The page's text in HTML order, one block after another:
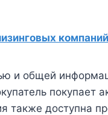
и общей
покупает
также доступна